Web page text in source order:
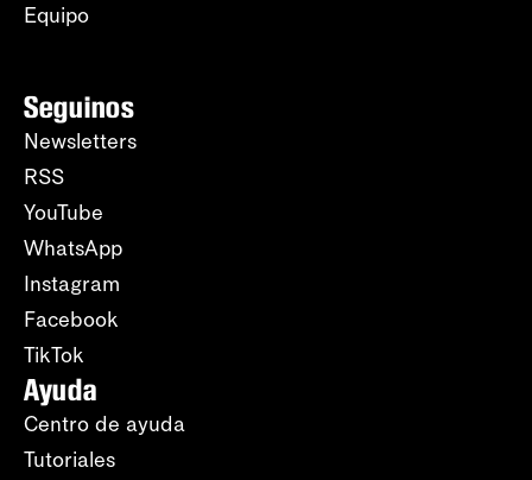
Equipo
Seguinos
Newsletters
RSS
YouTube
WhatsApp
Instagram
Facebook
TikTok
Ayuda
Centro de ayuda
Tutoriales